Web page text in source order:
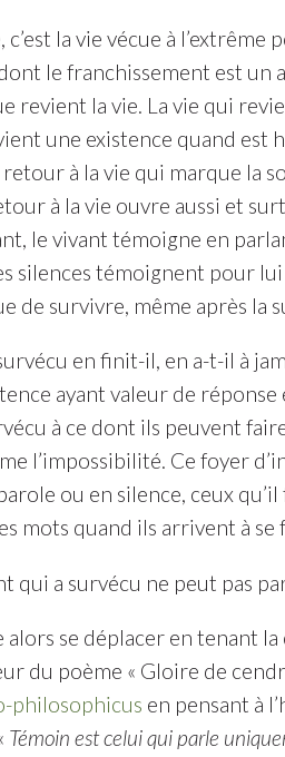
c’est la vie vécue à
le franchissement est un
revient la vie. La vie qui
une existence quand est
retour à la vie qui marque la
à la vie ouvre aussi et
le vivant témoigne en
silences témoignent pour
de survivre, même après la
en finit-il, en a-t-il à
ayant valeur de
à ce dont ils peuvent
l’impossibilité. Ce foyer
ou en silence, ceux
mots quand ils arrivent à se
qui a survécu ne peut pas
alors se déplacer en tenant
du poème « Gloire de
philosophicus en pensant à
Témoin est celui qui parle